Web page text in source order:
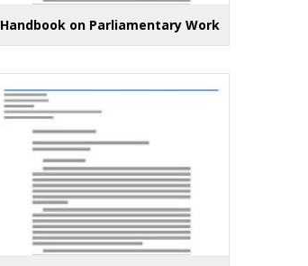
Handbook on Parliamentary Work